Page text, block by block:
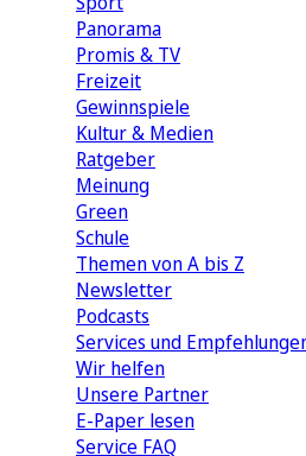
Panorama
Promis & TV
Freizeit
Gewinnspiele
Kultur & Medien
Ratgeber
Meinung
Green
Schule
Themen von A bis Z
Newsletter
Podcasts
Services und
Wir helfen
Unsere Partner
E-Paper lesen
Service FAQ